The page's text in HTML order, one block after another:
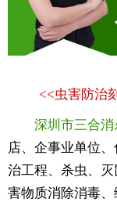
<<虫害防治
深圳市三合消
店、企事业单位
治工程、杀虫、
害物质消除消毒